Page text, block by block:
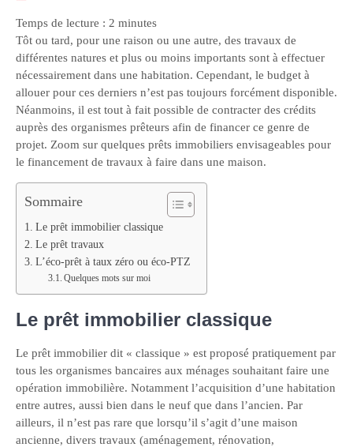
Temps de lecture : 2 minutes
Tôt ou tard, pour une raison ou une autre, des travaux de
différentes natures et plus ou moins importants sont à effectuer
nécessairement dans une habitation. Cependant, le budget à
allouer pour ces derniers n’est pas toujours forcément disponible.
Néanmoins, il est tout à fait possible de contracter des crédits
auprès des organismes prêteurs afin de financer ce genre de
projet. Zoom sur quelques prêts immobiliers envisageables pour
le financement de travaux à faire dans une maison.
Sommaire
Le prêt immobilier classique
Le prêt travaux
L’éco-prêt à taux zéro ou éco-PTZ
Quelques mots sur moi
Le prêt immobilier classique
Le prêt immobilier dit « classique » est proposé pratiquement par
tous les organismes bancaires aux ménages souhaitant faire une
opération immobilière. Notamment l’acquisition d’une habitation
entre autres, aussi bien dans le neuf que dans l’ancien. Par
ailleurs, il n’est pas rare que lorsqu’il s’agit d’une maison
ancienne, divers travaux (aménagement, rénovation,